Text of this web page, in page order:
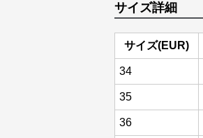
サイズ詳細
サイズ(EUR)
34
35
36